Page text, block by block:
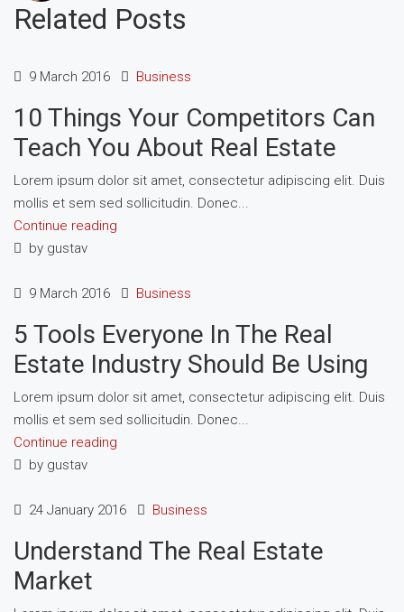
Related Posts
9 March 2016 Business
10 Things Your Competitors Can
Teach You About Real Estate
Lorem ipsum dolor sit amet, consectetur adipiscing elit. Duis
mollis et sem sed sollicitudin. Donec...
Continue reading
by gustav
9 March 2016 Business
5 Tools Everyone In The Real
Estate Industry Should Be Using
Lorem ipsum dolor sit amet, consectetur adipiscing elit. Duis
mollis et sem sed sollicitudin. Donec...
Continue reading
by gustav
24 January 2016 Business
Understand The Real Estate
Market